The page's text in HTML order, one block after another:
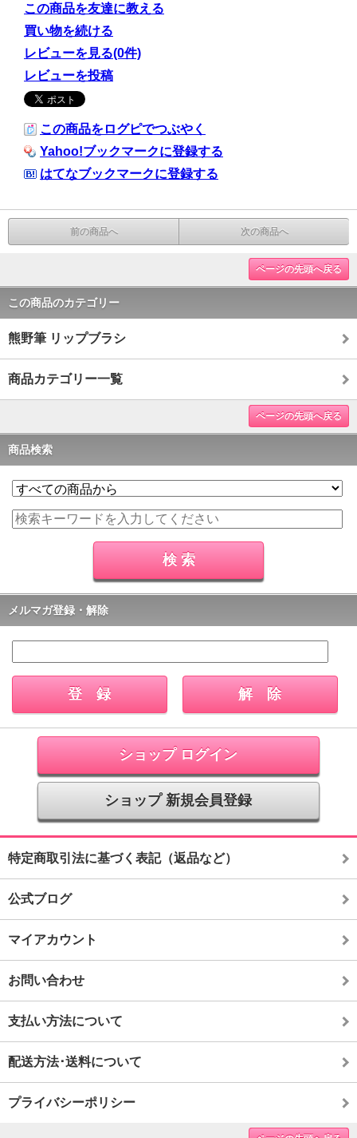
この商品を友達に教える
買い物を続ける
レビューを見る(0件)
レビューを投稿
この商品をログピでつぶやく
Yahoo!ブックマークに登録する
はてなブックマークに登録する
前の商品へ 次の商品へ
ページの先頭へ戻る
この商品のカテゴリー
熊野筆 リップブラシ
商品カテゴリー一覧
ページの先頭へ戻る
商品検索
メルマガ登録・解除
ショップ ログイン
ショップ 新規会員登録
特定商取引法に基づく表記（返品など）
公式ブログ
マイアカウント
お問い合わせ
支払い方法について
配送方法･送料について
プライバシーポリシー